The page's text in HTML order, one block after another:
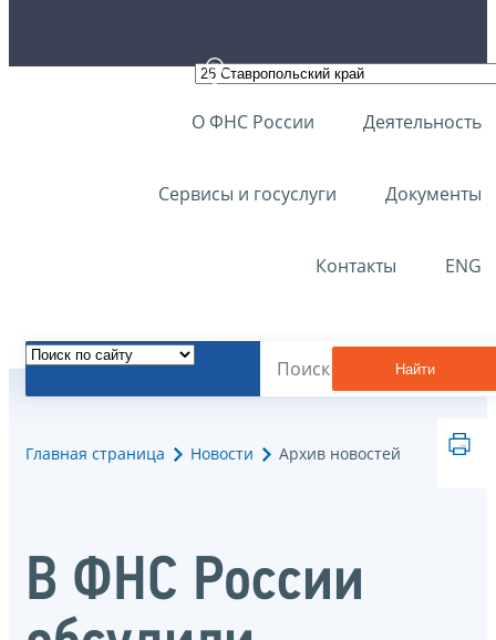
О ФНС России Деятельность
Сервисы и госуслуги Документы
Контакты ENG
Найти
Главная страница Новости Архив новостей
В ФНС России